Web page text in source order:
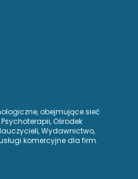
obejmujące sieć
Ośrodek
Wydawnictwo,
komercyjne dla firm.